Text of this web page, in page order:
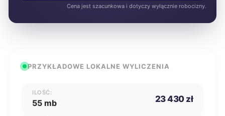
Cena jest szacunkowa i dotyczy wyłącznie robocizny.
PRZYKŁADOWE LOKALNE WYLICZENIA
ILOŚĆ:
55 mb 23 430 zł